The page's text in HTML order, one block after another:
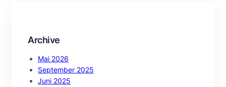
Archive
Mai 2026
September 2025
Juni 2025